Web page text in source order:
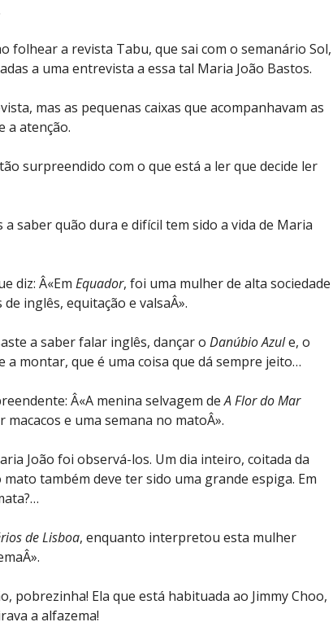
folhear a revista Tabu, que sai com o semanário Sol,
a uma entrevista a essa tal Maria João Bastos.
mas as pequenas caixas que acompanhavam as
a atenção.
surpreendido com o que está a ler que decide ler
a saber quão dura e difícil tem sido a vida de Maria
diz: Â«Em Equador, foi uma mulher de alta sociedade
inglês, equitação e valsaÂ».
a saber falar inglês, dançar o Danúbio Azule, o
montar, que é uma coisa que dá sempre jeito…
Â«A menina selvagem deA Flor do Mar
e uma semana no matoÂ».
João foi observá-los. Um dia inteiro, coitada da
também deve ter sido uma grande espiga. Em
de Lisboa, enquanto interpretou esta mulher
pobrezinha! Ela que está habituada ao Jimmy Choo,
a alfazema!